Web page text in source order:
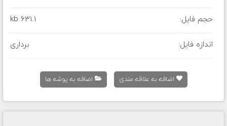
حجم فایل: 631.1 kb
اندازه فایل: برداری
اضافه به علاقه مندی اضافه به پوشه ها